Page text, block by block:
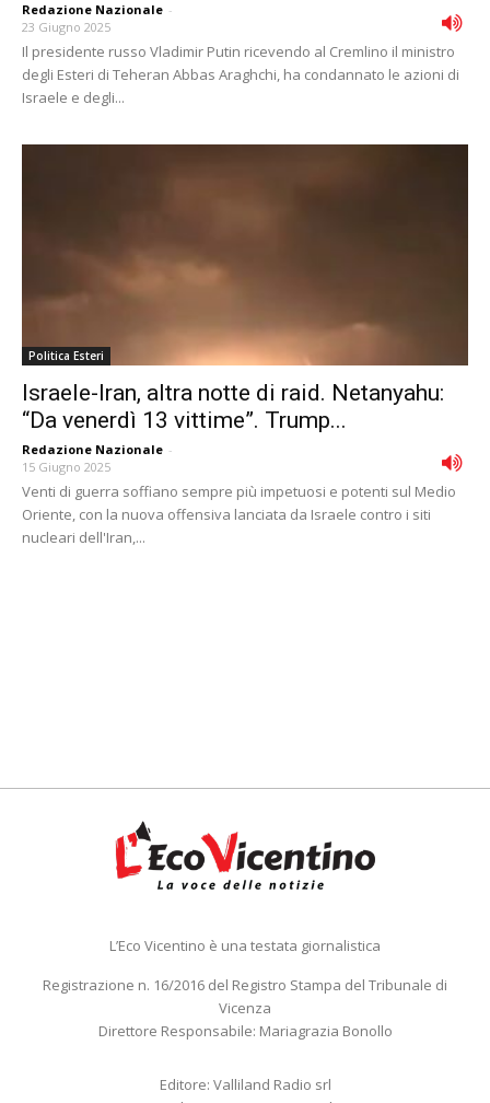
Redazione Nazionale -
23 Giugno 2025
Il presidente russo Vladimir Putin ricevendo al Cremlino il ministro
degli Esteri di Teheran Abbas Araghchi, ha condannato le azioni di
Israele e degli...
Politica Esteri
Israele-Iran, altra notte di raid. Netanyahu:
“Da venerdì 13 vittime”. Trump...
Redazione Nazionale -
15 Giugno 2025
Venti di guerra soffiano sempre più impetuosi e potenti sul Medio
Oriente, con la nuova offensiva lanciata da Israele contro i siti
nucleari dell'Iran,...
L’Eco Vicentino è una testata giornalistica
Registrazione n. 16/2016 del Registro Stampa del Tribunale di
Vicenza
Direttore Responsabile: Mariagrazia Bonollo
Editore: Valliland Radio srl